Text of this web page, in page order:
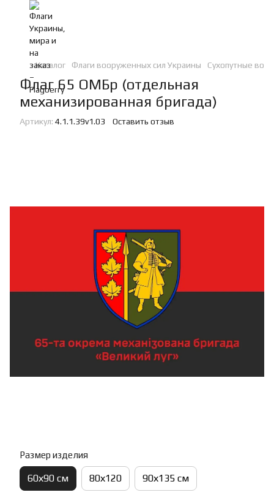
Каталог Флаги вооруженных сил Украины Сухопутные
Флаг 65 ОМБр (отдельная
механизированная бригада)
Артикул: 4.1.1.39v1.03 Оставить отзыв
Размер изделия
60х90 см 80х120 90х135 см